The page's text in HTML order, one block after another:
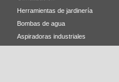
Herramientas de jardinería
Bombas de agua
Aspiradoras industriales